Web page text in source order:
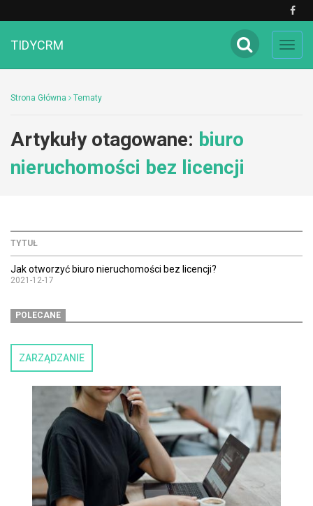
TIDYCRM
Strona Główna Tematy
Artykuły otagowane: biuro
nieruchomości bez licencji
TYTUŁ
Jak otworzyć biuro nieruchomości bez licencji?
2021-12-17
POLECANE
ZARZĄDZANIE